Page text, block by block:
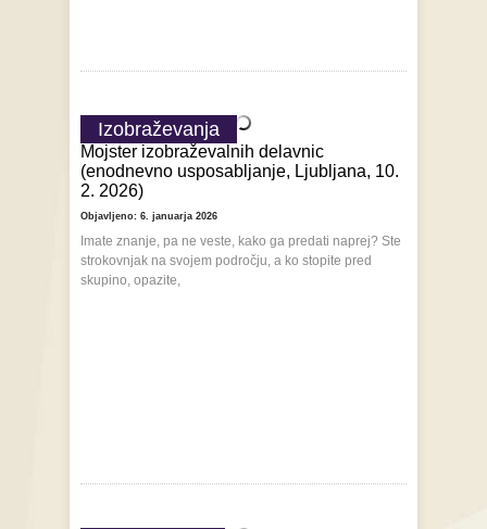
Izobraževanja
Mojster izobraževalnih delavnic
(enodnevno usposabljanje, Ljubljana, 10.
2. 2026)
Objavljeno: 6. januarja 2026
Imate znanje, pa ne veste, kako ga predati naprej? Ste
strokovnjak na svojem področju, a ko stopite pred
skupino, opazite,